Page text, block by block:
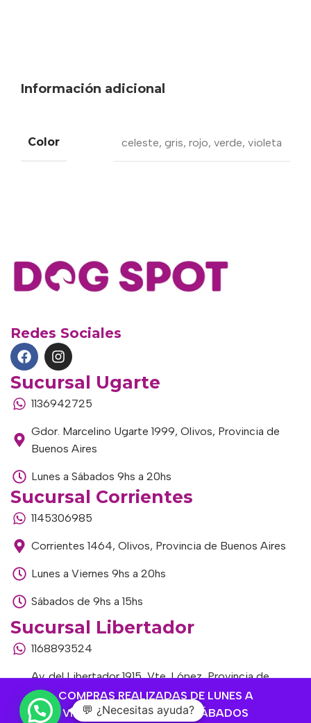
COMPRAS REALIZADAS DE LUNES A
VIERNES HASTA 14 HS Y SÁBADOS
Información adicional
Color celeste, gris, rojo, verde, violeta
Redes Sociales
Sucursal Ugarte
1136942725
Gdor. Marcelino Ugarte 1999, Olivos, Provincia de
Buenos Aires
Lunes a Sábados 9hs a 20hs
Sucursal Corrientes
1145306985
Corrientes 1464, Olivos, Provincia de Buenos Aires
Lunes a Viernes 9hs a 20hs
Sábados de 9hs a 15hs
Sucursal Libertador
1168893524
Av. del Libertador 1915, Vte. López, Provincia de
Buenos Aires
💬 ¿Necesitas ayuda?